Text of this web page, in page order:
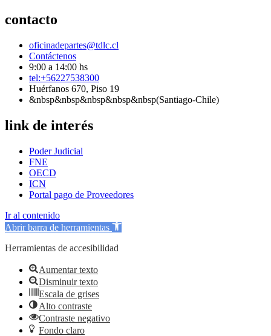
contacto
oficinadepartes@tdlc.cl
Contáctenos
9:00 a 14:00 hs
tel:+56227538300
Huérfanos 670, Piso 19
&nbsp&nbsp&nbsp&nbsp&nbsp(Santiago-Chile)
link de interés
Poder Judicial
FNE
OECD
ICN
Portal pago de Proveedores
Ir al contenido
Abrir barra de herramientas
Herramientas de accesibilidad
Aumentar texto
Disminuir texto
Escala de grises
Alto contraste
Contraste negativo
Fondo claro